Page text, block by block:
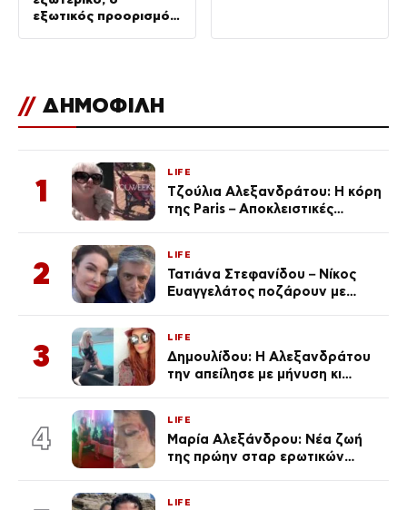
εξωτικός προορισμός
// ΔΗΜΟΦΙΛΗ
1
LIFE
Τζούλια Αλεξανδράτου: Η κόρη
της Paris – Αποκλειστικές
2
LIFE
Τατιάνα Στεφανίδου – Νίκος
Ευαγγελάτος ποζάρουν με
3
LIFE
Δημουλίδου: Η Αλεξανδράτου
την απείλησε με μήνυση κι
ποια είσαι σοκαρίστικα»
4
LIFE
Μαρία Αλεξάνδρου: Νέα ζωή
της πρώην σταρ ερωτικών
LIFE